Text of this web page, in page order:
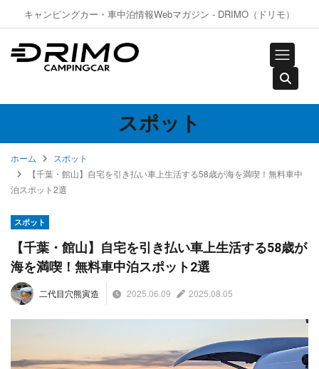
キャンピングカー・車中泊情報Webマガジン - DRIMO（ドリモ）
スポット
ホーム
スポット
【千葉・館山】自宅を引き払い車上生活する58歳が海を満喫！無料車中
泊スポット2選
スポット
【千葉・館山】自宅を引き払い車上生活する58歳が
海を満喫！無料車中泊スポット2選
二代目穴熊寅造 2025.06.09 2025.08.05